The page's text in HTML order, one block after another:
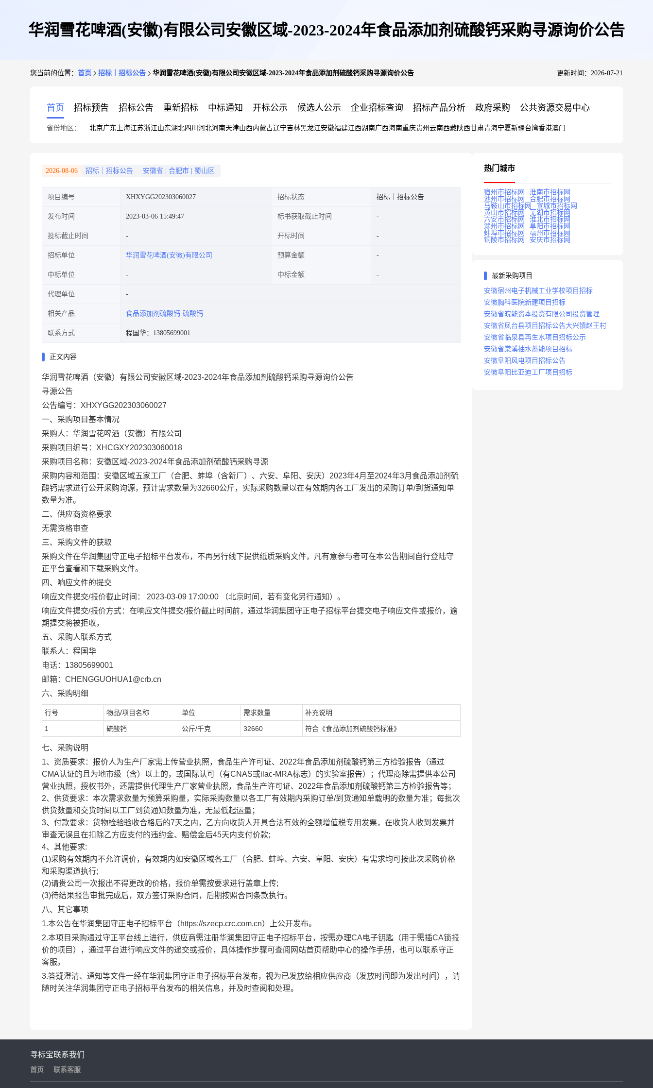
华润雪花啤酒(安徽)有限公司安徽区域-2023-2024年食品添加剂硫酸钙采购寻源询价公告
您当前的位置： 首页 招标｜招标公告 华润雪花啤酒(安徽)有限公司安徽区域-2023-2024年食品添加剂硫酸钙采购寻源询价公告 更新时间：2026-07-21
首页 招标预告 招标公告 重新招标 中标通知 开标公示 候选人公示 企业招标查询 招标产品分析 政府采购 公共资源交易中心
省份地区： 北京广东 上海江苏浙江山东湖北四川 河北河南天津山西内蒙古辽宁吉林黑龙江安徽福建江西湖南广西海南重庆贵州 云南西藏陕西甘肃青海宁夏新疆台湾香港澳门
2026-08-06 招标｜招标公告 安徽省 合肥市 蜀山区
项目编号 XHXYGG202303060027 招标状态 招标｜招标公告
发布时间 2023-03-06 15:49:47 标书获取截止时间
投标截止时间 开标时间
招标单位 华润雪花啤酒(安徽)有限公司 预算金额
中标单位 中标金额
代理单位
相关产品 食品添加剂硫酸钙 硫酸钙
联系方式 程国华：13805699001
正文内容
华润雪花啤酒（安徽）有限公司安徽区域-2023-2024年食品添加剂硫酸钙采购寻源询价公告
寻源公告
公告编号： XHXYGG202303060027
一、采购项目基本情况
采购人：华润雪花啤酒（安徽）有限公司
采购项目编号：XHCGXY202303060018
采购项目名称：安徽区域-2023-2024年食品添加剂硫酸钙采购寻源
采购内容和范围：安徽区域五家工厂（合肥、蚌埠（含新厂）、六安、阜阳、安庆）2023年4月至2024年3月食品添加剂硫
酸钙需求进行公开采购询源，预计需求数量为32660公斤，实际采购数量以在有效期内各工厂发出的采购订单/到货通知单
数量为准。
二、供应商资格要求
无需资格审查
三、采购文件的获取
采购文件在华润集团守正电子招标平台发布，不再另行线下提供纸质采购文件，凡有意参与者可在本公告期间自行登陆守
正平台查看和下载采购文件。
四、响应文件的提交
响应文件提交/报价截止时间： 2023-03-09 17:00:00
（北京时间，若有变化另行通知）。
响应文件提交/报价方式：在响应文件提交/报价截止时间前，通过华润集团守正电子招标平台提交电子响应文件或报价，逾
期提交将被拒收，
五、采购人联系方式
联系人：程国华
电话：13805699001
邮箱：CHENGGUOHUA1@crb.cn
六、采购明细
行号 物品/项目名称 单位 需求数量 补充说明
1 硫酸钙 公斤/千克 32660 符合《食品添加剂硫酸钙标准》
七、采购说明
1、资质要求：报价人为生产厂家需上传营业执照，食品生产许可证、2022年食品添加剂硫酸钙第三方检验报告（通过
CMA认证的且为地市级（含）以上的，或国际认可（有CNAS或ilac-MRA标志）的实验室报告）；代理商除需提供本公司
营业执照，授权书外，还需提供代理生产厂家营业执照，食品生产许可证、2022年食品添加剂硫酸钙第三方检验报告等；
2、供货要求：本次需求数量为预算采购量，实际采购数量以各工厂有效期内采购订单/到货通知单载明的数量为准；每批次
供货数量和交货时间以工厂到货通知数量为准，无最低起运量；
3、付款要求：货物检验验收合格后的7天之内，乙方向收货人开具合法有效的全额增值税专用发票，在收货人收到发票并
审查无误且在扣除乙方应支付的违约金、赔偿金后45天内支付价款;
4、其他要求:
(1)采购有效期内不允许调价，有效期内如安徽区域各工厂（合肥、蚌埠、六安、阜阳、安庆）有需求均可按此次采购价格
和采购渠道执行;
(2)请贵公司一次报出不得更改的价格，报价单需按要求进行盖章上传;
(3)待结果报告审批完成后，双方签订采购合同，后期按照合同条款执行。
八、其它事项
1.本公告在华润集团守正电子招标平台（https://szecp.crc.com.cn）上公开发布。
2.本项目采购通过守正平台线上进行，供应商需注册华润集团守正电子招标平台，按需办理CA电子钥匙（用于需插CA锁报
价的项目），通过平台进行响应文件的递交或报价，具体操作步骤可查阅网站首页帮助中心的操作手册，也可以联系守正
客服。
3.答疑澄清、通知等文件一经在华润集团守正电子招标平台发布，视为已发放给相应供应商（发放时间即为发出时间），请
随时关注华润集团守正电子招标平台发布的相关信息，并及时查阅和处理。
热门城市
宿州市招标网
淮南市招标网
池州市招标网
合肥市招标网
马鞍山市招标网
宣城市招标网
黄山市招标网
芜湖市招标网
六安市招标网
淮北市招标网
滁州市招标网
阜阳市招标网
蚌埠市招标网
亳州市招标网
铜陵市招标网
安庆市招标网
最新采购项目
安徽宿州电子机械工业学校项目招标
安徽胸科医院新建项目招标
安徽省皖能资本投资有限公司投资管理系
统建设项目招标
安徽省凤台县项目招标公告大兴镇赵王村
安徽省临泉县再生水项目招标公示
安徽省棠溪抽水蓄能项目招标
安徽阜阳风电项目招标公告
安徽阜阳比亚迪工厂项目招标
寻标宝
首页
联系我们
联系客服